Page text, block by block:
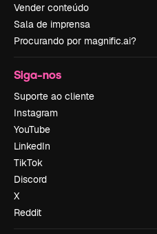
Vender conteúdo
Sala de imprensa
Procurando por magnific.ai?
Siga-nos
Suporte ao cliente
Instagram
YouTube
LinkedIn
TikTok
Discord
X
Reddit